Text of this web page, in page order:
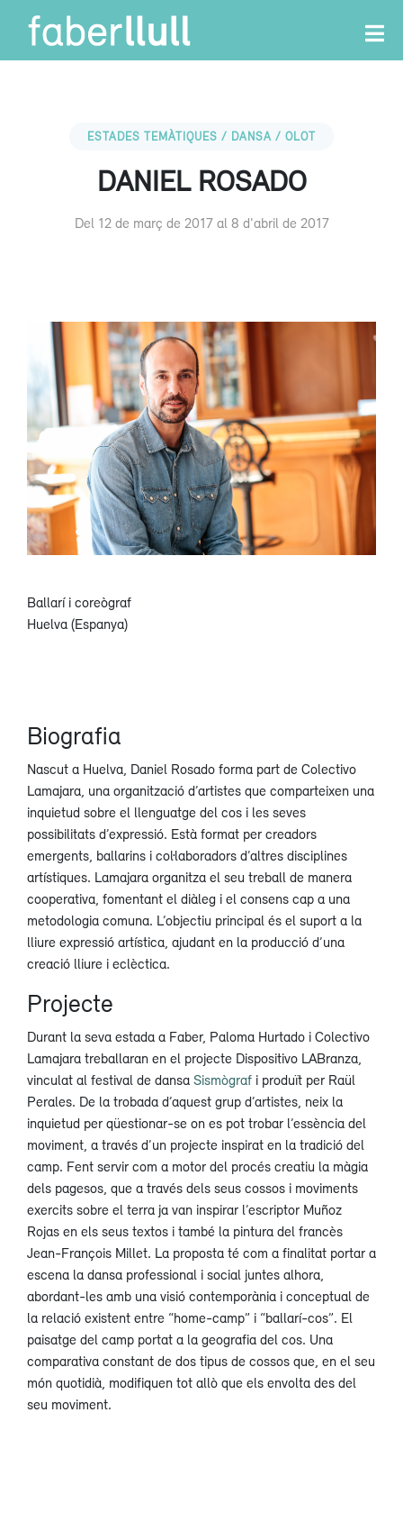
ESTADES TEMÀTIQUES / DANSA / OLOT
DANIEL ROSADO
Del 12 de març de 2017 al 8 d'abril de 2017
Ballarí i coreògraf
Huelva (Espanya)
Biografia
Nascut a Huelva, Daniel Rosado forma part de Colectivo
Lamajara, una organització d’artistes que comparteixen una
inquietud sobre el llenguatge del cos i les seves
possibilitats d’expressió. Està format per creadors
emergents, ballarins i col·laboradors d’altres disciplines
artístiques. Lamajara organitza el seu treball de manera
cooperativa, fomentant el diàleg i el consens cap a una
metodologia comuna. L’objectiu principal és el suport a la
lliure expressió artística, ajudant en la producció d’una
creació lliure i eclèctica.
Projecte
Durant la seva estada a Faber, Paloma Hurtado i Colectivo
Lamajara treballaran en el projecte Dispositivo LABranza,
vinculat al festival de dansa Sismògraf i produït per Raül
Perales. De la trobada d’aquest grup d’artistes, neix la
inquietud per qüestionar-se on es pot trobar l’essència del
moviment, a través d’un projecte inspirat en la tradició del
camp. Fent servir com a motor del procés creatiu la màgia
dels pagesos, que a través dels seus cossos i moviments
exercits sobre el terra ja van inspirar l’escriptor Muñoz
Rojas en els seus textos i també la pintura del francès
Jean-François Millet. La proposta té com a finalitat portar a
escena la dansa professional i social juntes alhora,
abordant-les amb una visió contemporània i conceptual de
la relació existent entre “home-camp” i “ballarí-cos”. El
paisatge del camp portat a la geografia del cos. Una
comparativa constant de dos tipus de cossos que, en el seu
món quotidià, modifiquen tot allò que els envolta des del
seu moviment.